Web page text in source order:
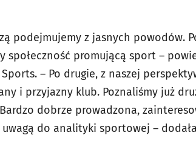
podejmujemy z jasnych powodów.
społeczność promującą sport –
– Po drugie, z naszej
i przyjazny klub. Poznaliśmy już
dobrze prowadzona,
do analityki sportowej –